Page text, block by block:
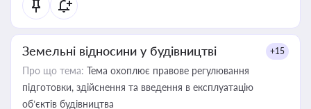
Земельні відносини у будівництві +15
Про що тема: Тема охоплює правове регулювання
підготовки, здійснення та введення в експлуатацію
об’єктів будівництва